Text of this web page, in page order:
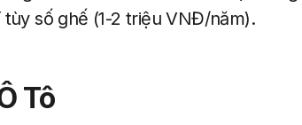
số ghế (1-2 triệu VNĐ/năm).
Tô